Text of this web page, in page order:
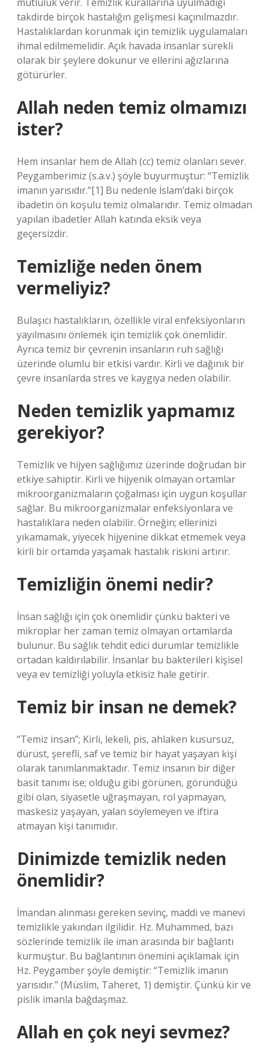
takdirde birçok hastalığın gelişmesi kaçınılmazdır.
Hastalıklardan korunmak için temizlik uygulamaları
ihmal edilmemelidir. Açık havada insanlar sürekli
olarak bir şeylere dokunur ve ellerini ağızlarına
götürürler.
Allah neden temiz olmamızı
ister?
Hem insanlar hem de Allah (cc) temiz olanları sever.
Peygamberimiz (s.a.v.) şöyle buyurmuştur: “Temizlik
imanın yarısıdır.”[1] Bu nedenle İslam’daki birçok
ibadetin ön koşulu temiz olmalarıdır. Temiz olmadan
yapılan ibadetler Allah katında eksik veya
geçersizdir.
Temizliğe neden önem
vermeliyiz?
Bulaşıcı hastalıkların, özellikle viral enfeksiyonların
yayılmasını önlemek için temizlik çok önemlidir.
Ayrıca temiz bir çevrenin insanların ruh sağlığı
üzerinde olumlu bir etkisi vardır. Kirli ve dağınık bir
çevre insanlarda stres ve kaygıya neden olabilir.
Neden temizlik yapmamız
gerekiyor?
Temizlik ve hijyen sağlığımız üzerinde doğrudan bir
etkiye sahiptir. Kirli ve hijyenik olmayan ortamlar
mikroorganizmaların çoğalması için uygun koşullar
sağlar. Bu mikroorganizmalar enfeksiyonlara ve
hastalıklara neden olabilir. Örneğin; ellerinizi
yıkamamak, yiyecek hijyenine dikkat etmemek veya
kirli bir ortamda yaşamak hastalık riskini artırır.
Temizliğin önemi nedir?
İnsan sağlığı için çok önemlidir çünkü bakteri ve
mikroplar her zaman temiz olmayan ortamlarda
bulunur. Bu sağlık tehdit edici durumlar temizlikle
ortadan kaldırılabilir. İnsanlar bu bakterileri kişisel
veya ev temizliği yoluyla etkisiz hale getirir.
Temiz bir insan ne demek?
“Temiz insan”; Kirli, lekeli, pis, ahlaken kusursuz,
dürüst, şerefli, saf ve temiz bir hayat yaşayan kişi
olarak tanımlanmaktadır. Temiz insanın bir diğer
basit tanımı ise; olduğu gibi görünen, göründüğü
gibi olan, siyasetle uğraşmayan, rol yapmayan,
maskesiz yaşayan, yalan söylemeyen ve iftira
atmayan kişi tanımıdır.
Dinimizde temizlik neden
önemlidir?
İmandan alınması gereken sevinç, maddi ve manevi
temizlikle yakından ilgilidir. Hz. Muhammed, bazı
sözlerinde temizlik ile iman arasında bir bağlantı
kurmuştur. Bu bağlantının önemini açıklamak için
Hz. Peygamber şöyle demiştir: “Temizlik imanın
yarısıdır.” (Müslim, Taheret, 1) demiştir. Çünkü kir ve
pislik imanla bağdaşmaz.
Allah en çok neyi sevmez?